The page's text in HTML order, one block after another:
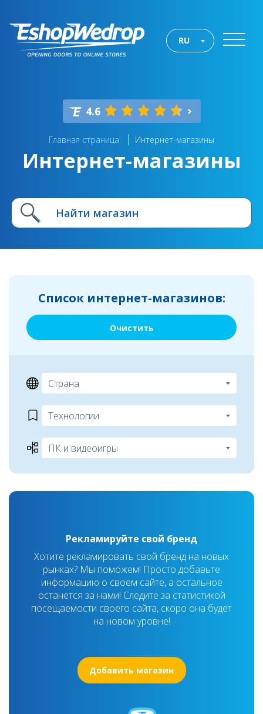
RU
4.6
Главная страница Интернет-магазины
Интернет-магазины
Список интернет-магазинов:
Очистить
Рекламируйте свой бренд
Хотите рекламировать свой бренд на новых
рынках? Мы поможем! Просто добавьте
информацию о своем сайте, а остальное
останется за нами! Следите за статистикой
посещаемости своего сайта, скоро она будет
на новом уровне!
Добавить магазин